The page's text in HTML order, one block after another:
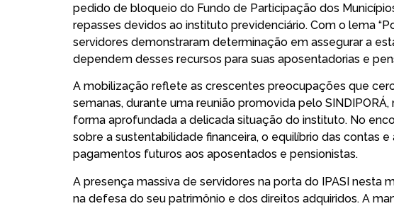
pedido de bloqueio do Fundo de Participação dos
repasses devidos ao instituto previdenciário. Com o lema
servidores demonstraram determinação em assegurar a
dependem desses recursos para suas aposentadorias e
A mobilização reflete as crescentes preocupações que
semanas, durante uma reunião promovida pelo
forma aprofundada a delicada situação do instituto. No
sobre a sustentabilidade financeira, o equilíbrio das contas
pagamentos futuros aos aposentados e pensionistas.
A presença massiva de servidores na porta do IPASI nesta
na defesa do seu patrimônio e dos direitos adquiridos. A